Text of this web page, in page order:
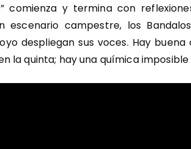
comienza y termina con
escenario campestre, los
despliegan sus voces. Hay
la quinta; hay una química